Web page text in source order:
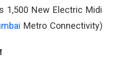
1,500 New Electric Midi
Metro Connectivity)